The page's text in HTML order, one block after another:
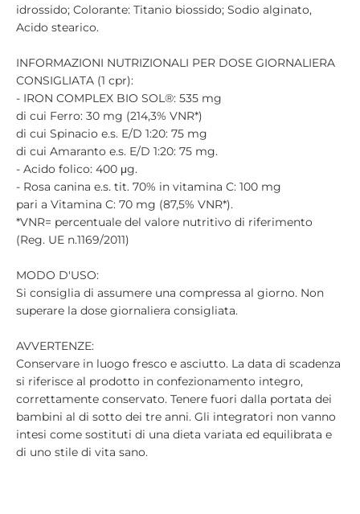
idrossido; Colorante: Titanio biossido; Sodio alginato,
Acido stearico.
INFORMAZIONI NUTRIZIONALI PER DOSE GIORNALIERA
CONSIGLIATA (1 cpr):
- IRON COMPLEX BIO SOL®: 535 mg
di cui Ferro: 30 mg (214,3% VNR*)
di cui Spinacio e.s. E/D 1:20: 75 mg
di cui Amaranto e.s. E/D 1:20: 75 mg.
- Acido folico: 400 μg.
- Rosa canina e.s. tit. 70% in vitamina C: 100 mg
pari a Vitamina C: 70 mg (87,5% VNR*).
*VNR= percentuale del valore nutritivo di riferimento
(Reg. UE n.1169/2011)
MODO D'USO:
Si consiglia di assumere una compressa al giorno. Non
superare la dose giornaliera consigliata.
AVVERTENZE:
Conservare in luogo fresco e asciutto. La data di scadenza
si riferisce al prodotto in confezionamento integro,
correttamente conservato. Tenere fuori dalla portata dei
bambini al di sotto dei tre anni. Gli integratori non vanno
intesi come sostituti di una dieta variata ed equilibrata e
di uno stile di vita sano.